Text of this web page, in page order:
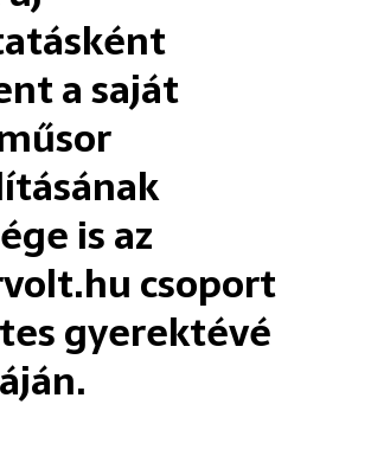
a saját
is az
csoport
gyerektévé